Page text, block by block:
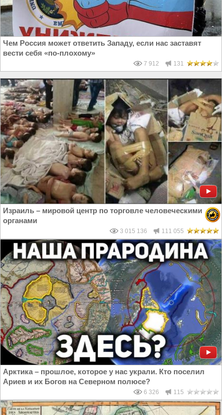
Чем Россия может ответить Западу, если нас заставят
вести себя «по-плохому»
7 912 131
Израиль – мировой центр по торговле человеческими
органами
3 015 136 111 055
Арктика – прошлое, которое у нас украли. Кто поселил
Ариев и их Богов на Северном полюсе?
6 326 115